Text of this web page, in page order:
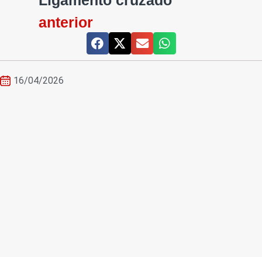
anterior
16/04/2026